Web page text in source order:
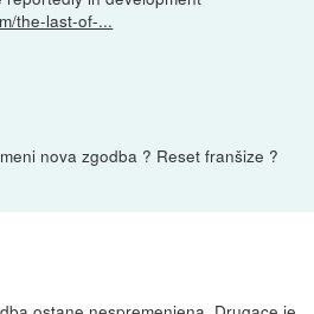
the-last-of-...
nova zgodba ? Reset franšize ?